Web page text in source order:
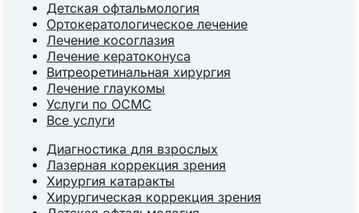
Детская офтальмология
Ортокератологическое лечение
Лечение косоглазия
Лечение кератоконуса
Витреоретинальная хирургия
Лечение глаукомы
Услуги по ОСМС
Все услуги
Диагностика для взрослых
Лазерная коррекция зрения
Хирургия катаракты
Хирургическая коррекция зрения